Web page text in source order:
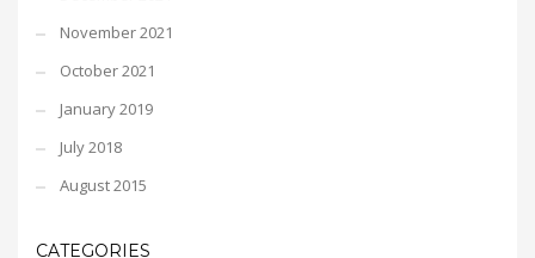
November 2021
October 2021
January 2019
July 2018
August 2015
CATEGORIES